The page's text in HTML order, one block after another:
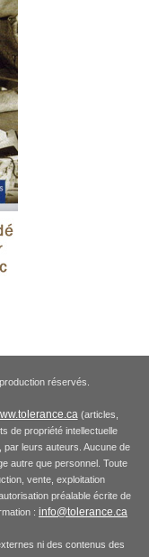
réservés.
(articles,
de propriété intellectuelle
par leurs auteurs. Aucune de
autre que personnel. Toute
vente, exploitation
préalable écrite de
: info@tolerance.ca
ni des contenus des